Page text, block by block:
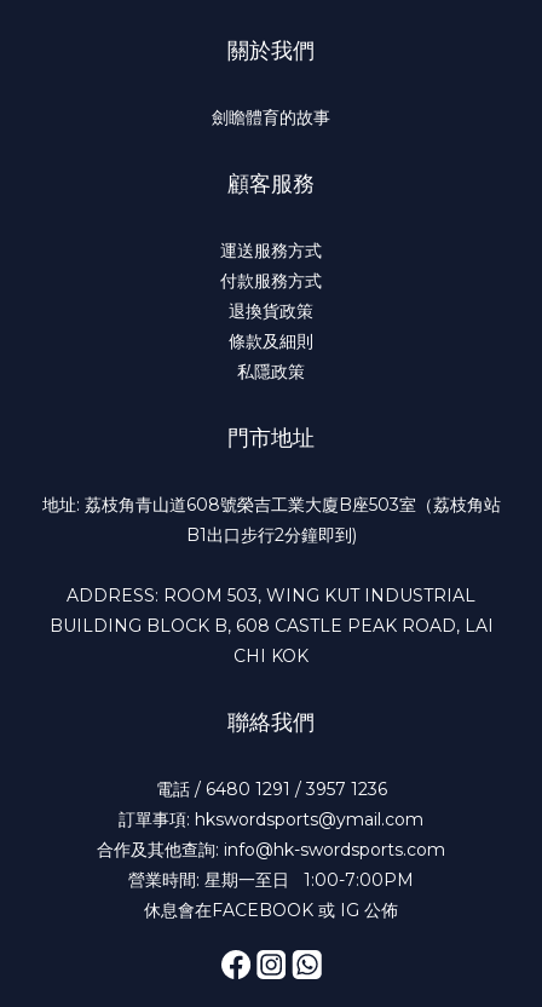
關於我們
劍瞻體育的故事
顧客服務
運送服務方式
付款服務方式
退換貨政策
條款及細則
私隱政策
門市地址
地址: 荔枝角青山道608號榮吉工業大廈B座503室（荔枝角站
B1出口步行2分鐘即到)
ADDRESS: ROOM 503, WING KUT INDUSTRIAL
BUILDING BLOCK B, 608 CASTLE PEAK ROAD, LAI
CHI KOK
聯絡我們
電話 / 6480 1291 / 3957 1236
訂單事項: hkswordsports@ymail.com
合作及其他查詢: info@hk-swordsports.com
營業時間: 星期一至日 1:00-7:00PM
休息會在FACEBOOK 或 IG 公佈